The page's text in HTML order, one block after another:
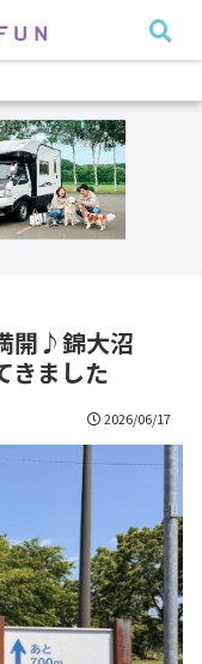
特集 耳より
開♪錦大沼
きました
2026/06/17